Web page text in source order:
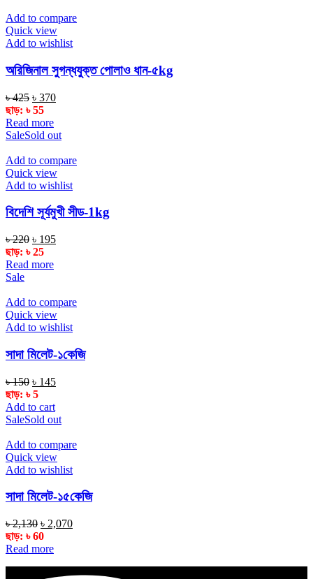
Add to compare
Quick view
Add to wishlist
অরিজিনাল সুগন্ধযুক্ত পোলাও ধান-৫kg
৳425 Original
price
was:
৳ 425.
৳ 370Current
৳ 370.
ছাড়: ৳55
Read more
SaleSold out
Add to compare
Quick view
Add to wishlist
বিদেশি সূর্যমুখী সীড-1kg
৳220 Original
price
was:
৳ 195Current
ছাড়: ৳25
Read more
Sale
Add to compare
Quick view
Add to wishlist
সাদা মিলেট-১কেজি
৳150 Original
price
was:
৳ 150.
৳ 145Current
৳ 145.
ছাড়: ৳5
Add to cart
SaleSold out
Add to compare
Quick view
Add to wishlist
সাদা মিলেট-১৫কেজি
৳2,130 Original
price
was:
৳ 2,070Current
ছাড়: ৳60
Read more